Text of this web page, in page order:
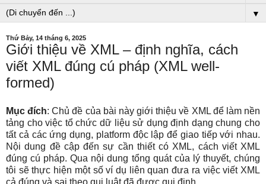
▼
Thứ Bảy, 14 tháng 6, 2025
Giới thiệu về XML – định nghĩa, cách
viết XML đúng cú pháp (XML well-
formed)
Mục đích: Chủ đề của bài này giới thiệu về XML để làm nền
tảng cho việc tổ chức dữ liệu sử dụng định dạng chung cho
tất cả các ứng dụng, platform độc lập để giao tiếp với nhau.
Nội dung đề cập đến sự cần thiết có XML, cách viết XML
đúng cú pháp. Qua nội dung tổng quát của lý thuyết, chúng
tôi sẽ thực hiện một số ví dụ liên quan đưa ra việc viết XML
cả đúng và sai theo qui luật đã được qui định